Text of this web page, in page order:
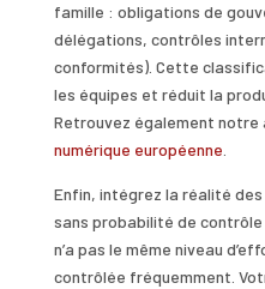
famille : obligations de
délégations, contrôles
conformités). Cette
les équipes et réduit la
Retrouvez également notre
numérique européenne
Enfin, intégrez la réalité
sans probabilité de contrôle
n’a pas le même niveau
contrôlée fréquemment.